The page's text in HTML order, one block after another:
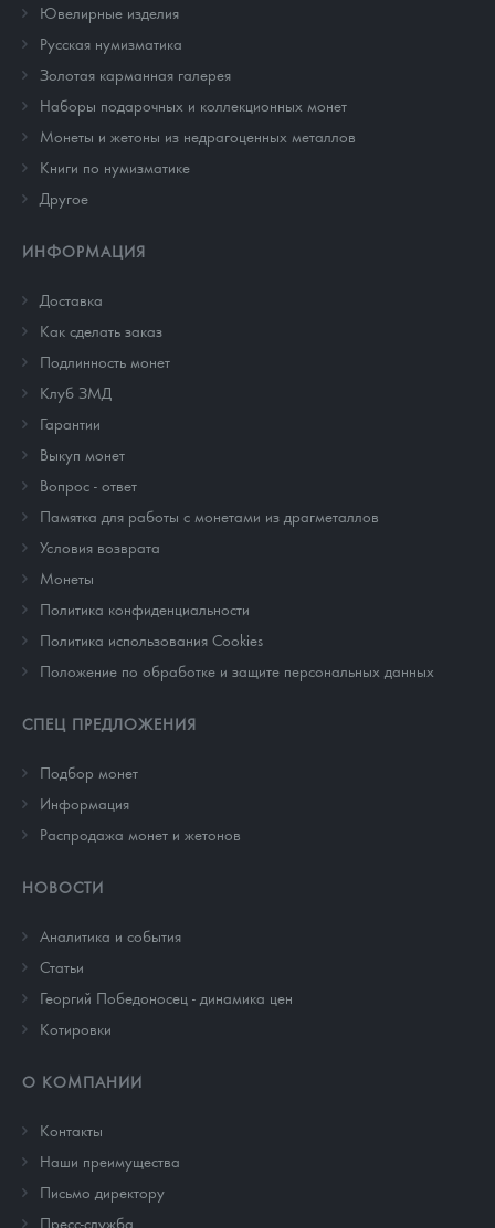
Ювелирные изделия
Русская нумизматика
Золотая карманная галерея
Наборы подарочных и коллекционных монет
Монеты и жетоны из недрагоценных металлов
Книги по нумизматике
Другое
ИНФОРМАЦИЯ
Доставка
Как сделать заказ
Подлинность монет
Клуб ЗМД
Гарантии
Выкуп монет
Вопрос - ответ
Памятка для работы с монетами из драгметаллов
Условия возврата
Монеты
Политика конфиденциальности
Политика использования Cookies
Положение по обработке и защите персональных данных
СПЕЦ ПРЕДЛОЖЕНИЯ
Подбор монет
Информация
Распродажа монет и жетонов
НОВОСТИ
Аналитика и события
Cтатьи
Георгий Победоносец - динамика цен
Котировки
О КОМПАНИИ
Контакты
Наши преимущества
Письмо директору
Пресс-служба